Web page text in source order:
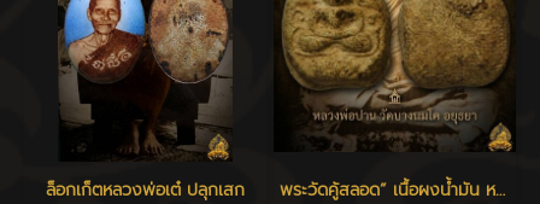
ล็อกเก็ตหลวงพ่อเต๋ ปลุกเสก พระวัดคู้สลอด” เนื้อผงน้ำมัน หลวงพ่อปาน วัดบางนมโค ปลุกเสก